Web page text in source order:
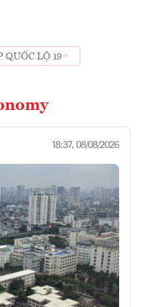
QUỐC LỘ 19
18:37, 08/08/2026